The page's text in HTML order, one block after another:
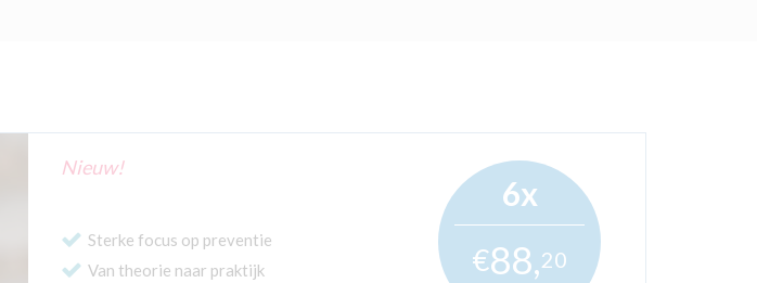
Nieuw!
Sterke focus op preventie
Van theorie naar praktijk
6x
€88,20